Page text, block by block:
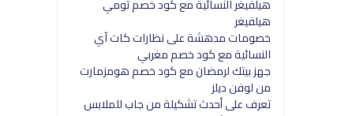
هيلفيغر
خصومات مدهشة على نظارات كات آي
النسائية مع كود خصم مغربي
جهز بيتك لرمضان مع كود خصم هومزمارت
من لوفن ديلز
تعرف على أحدث تشكيلة من جاب للملابس